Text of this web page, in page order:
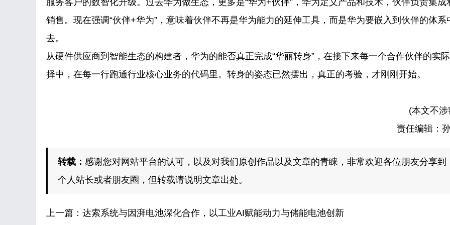
服务客户的数智化升级。过去华为做生态，更多是“华为+伙伴”，华为定义产品和技术，伙伴负责集成
销售。现在强调“伙伴+华为”，意味着伙伴不再是华为能力的延伸工具，而是华为要嵌入到伙伴的体系
去。
从硬件供应商到智能生态的构建者，华为的能否真正完成“华丽转身”，在接下来每一个合作伙伴的实
择中，在每一行跑通行业核心业务的代码里。转身的姿态已然摆出，真正的考验，才刚刚开始。
(本文不涉
责任编辑：
转载： 感谢您对网站平台的认可，以及对我们原创作品以及文章的青睐，非常欢迎各位朋友分享到
个人站长或者朋友圈，但转载请说明文章出处。
上一篇： 达索系统与因湃电池深化合作，以工业AI赋能动力与储能电池创新